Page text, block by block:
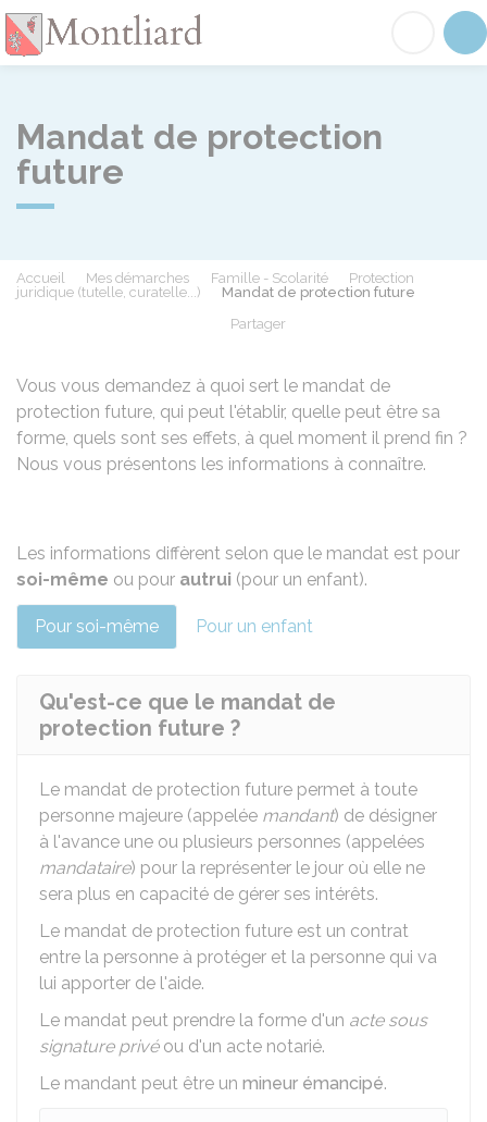
Mandat de protection
future
Accueil Mes démarches Famille - Scolarité
Protection
juridique (tutelle, curatelle...)
Mandat de protection future
Partager
Vous vous demandez à quoi sert le mandat de
protection future, qui peut l'établir, quelle peut être sa
forme, quels sont ses effets, à quel moment il prend fin ?
Nous vous présentons les informations à connaître.
Les informations diffèrent selon que le mandat est pour
soi-même ou pour autrui (pour un enfant).
Pour soi-même Pour un enfant
Qu'est-ce que le mandat de
protection future ?
Le mandat de protection future permet à toute
personne majeure (appelée mandant) de désigner
à l'avance une ou plusieurs personnes (appelées
mandataire) pour la représenter le jour où elle ne
sera plus en capacité de gérer ses intérêts.
Le mandat de protection future est un contrat
entre la personne à protéger et la personne qui va
lui apporter de l'aide.
Le mandat peut prendre la forme d'un acte sous
signature privé ou d'un acte notarié.
Le mandant peut être un mineur émancipé.